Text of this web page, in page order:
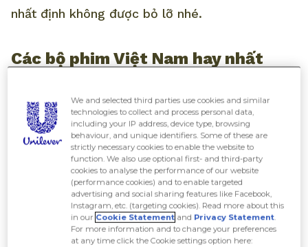
nhất định không được bỏ lỡ nhé.
Các bộ phim Việt Nam hay nhất
Phim hài Tết: Về quê ăn Tết
Về Quê Ăn Tết là một bộ phim điện ảnh hài Việt
Nam được ra mắt vào năm 2018. Bộ phim có
nội dung xoay quanh 2 chị em Đậu Xanh và
Đậu Đỏ. Người em là Đậu Đỏ làm việc lơ xe
hiền lành, thật thà, người chị Đậu Xanh là tài xế
We and selected third parties use cookies and similar
technologies to collect and process personal data,
including your IP address, device type, browsing
behaviour, and unique identifiers. Some of these are
strictly necessary cookies to enable the website to
function. We also use optional first- and third-party
cookies to analyse the performance of our website
(performance cookies) and to enable targeted
advertising and social sharing features like Facebook,
Instagram, etc. (targeting cookies). Read more about this
in our Cookie Statement and Privacy Statement.
For more information and to change your preferences
at any time click the Cookie settings option here: